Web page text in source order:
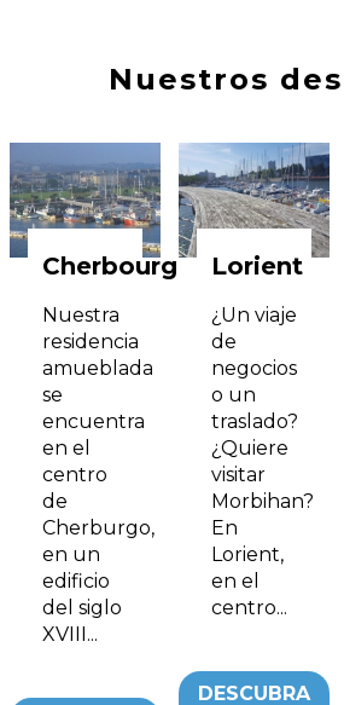
Nuestros
Cherbourg
Nuestra
residencia
amueblada
se
encuentra
en el
centro
de
Cherburgo,
en un
edificio
del siglo
XVIII...
Lorient
¿Un viaje
de
negocios
o un
traslado?
¿Quiere
visitar
Morbihan?
En
Lorient,
en el
centro...
DESCUBRA